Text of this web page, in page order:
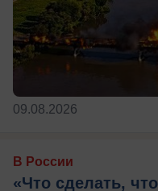
09.08.2026
В России
«Что сделать,